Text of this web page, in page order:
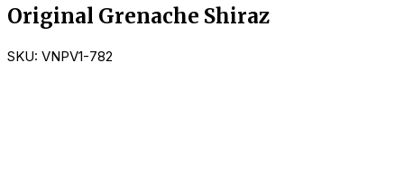
Original Grenache Shiraz
SKU: VNPV1-782